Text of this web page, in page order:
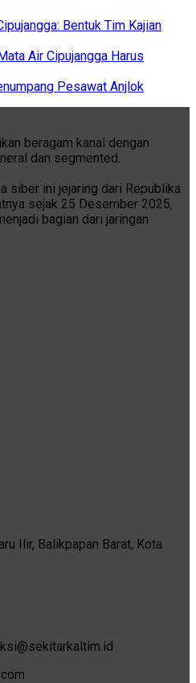
Bentuk Tim Kajian
Air Cipujangga Harus
Pesawat Anjlok
beragam kanal dengan
dan segmented.
siber ini jejaring dari Republika
sejak 25 Desember 2025,
bagian dari jaringan
Ilir, Balikpapan Barat, Kota